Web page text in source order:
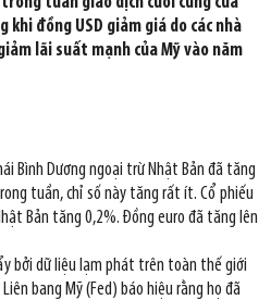
khi đồng USD giảm giá do các nhà
lãi suất mạnh của Mỹ vào năm
Bình Dương ngoại trừ Nhật Bản đã tăng
tuần, chỉ số này tăng rất ít. Cổ phiếu
Bản tăng 0,2%. Đồng euro đã tăng lên
bởi dữ liệu lạm phát trên toàn thế giới
bang Mỹ (Fed) báo hiệu rằng họ đã